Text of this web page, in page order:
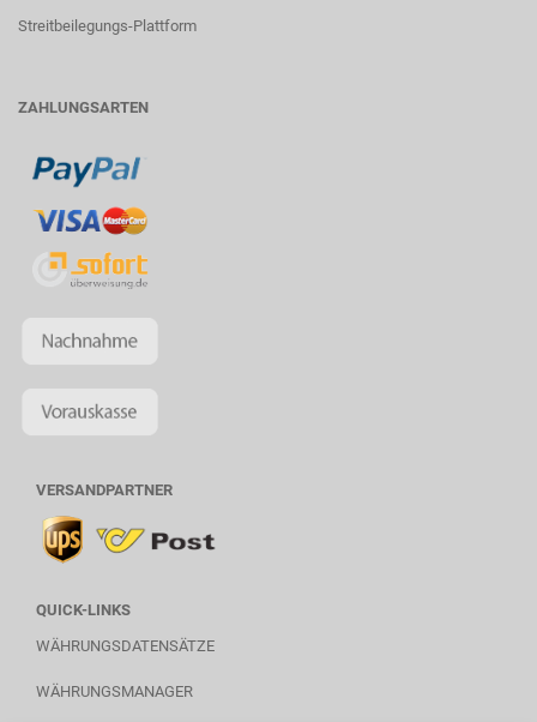
Streitbeilegungs-Plattform
ZAHLUNGSARTEN
VERSANDPARTNER
QUICK-LINKS
WÄHRUNGSDATENSÄTZE
WÄHRUNGSMANAGER